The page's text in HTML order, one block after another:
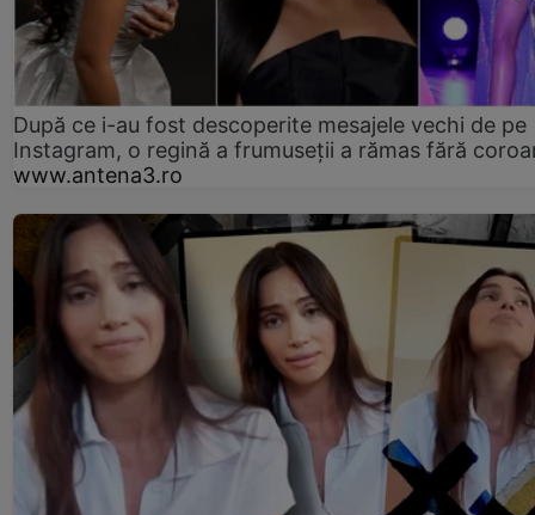
După ce i-au fost descoperite mesajele vechi de pe
Instagram, o regină a frumuseții a rămas fără
www.antena3.ro